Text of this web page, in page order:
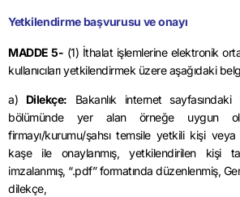
Yetkilendirme başvurusu ve onayı
MADDE 5- (1) İthalat işlemlerine elektronik
kullanıcıları yetkilendirmek üzere aşağıdaki
a) Dilekçe: Bakanlık internet sayfasındaki
bölümünde yer alan örneğe uygun
firmayı/kurumu/şahsı temsile yetkili kişi
kaşe ile onaylanmış, yetkilendirilen kişi
imzalanmış, “.pdf” formatında düzenlenmiş,
dilekçe,